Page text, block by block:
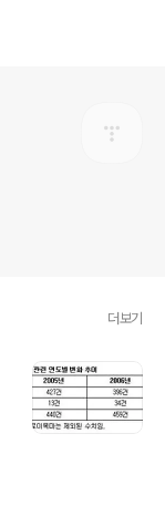
더보기